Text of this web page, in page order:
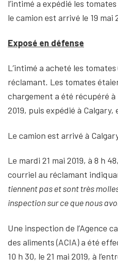
l’intimé a expédié les
le camion est arrivé le 19 mai
Exposé en défense
L’intimé a acheté les
réclamant. Les tomates
chargement a été récupéré à
2019, puis expédié à Calgary,
Le camion est arrivé à
Le mardi 21 mai 2019, à 8 h
courriel au réclamant
tiennent pas et sont très
inspection sur ce que nous
Une inspection de l’Agence
des aliments (ACIA) a été
10 h 30, le 21 mai 2019, à